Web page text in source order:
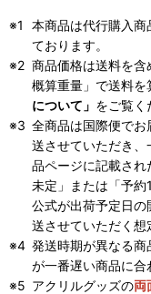
本商品は代行購入
ております。
商品価格は送料を
概算重量」で送料
について」 をご覧く
全商品は国際便で
送させていただき
品ページに記載さ
未定」または「予約
公式が出荷予定日
送させていただく想
発送時期が異なる
が一番遅い商品に合
アクリルグッズの両